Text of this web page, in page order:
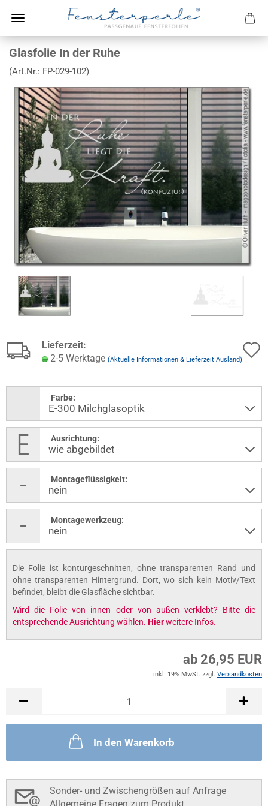
Glasfolie In der Ruhe
(Art.Nr.: FP-029-102)
Lieferzeit:
2-5 Werktage (Aktuelle Informationen & Lieferzeit Ausland)
Farbe:
Ausrichtung:
Montageflüssigkeit:
Montagewerkzeug:
Die Folie ist konturgeschnitten, ohne transparenten Rand und
ohne transparenten Hintergrund. Dort, wo sich kein Motiv/Text
befindet, bleibt die Glasfläche sichtbar.
Wird die Folie von innen oder von außen verklebt? Bitte die
entsprechende Ausrichtung wählen. Hierweitere Infos.
ab 26,95 EUR
inkl. 19% MwSt. zzgl. Versandkosten
In den Warenkorb
Sonder- und Zwischengrößen auf Anfrage